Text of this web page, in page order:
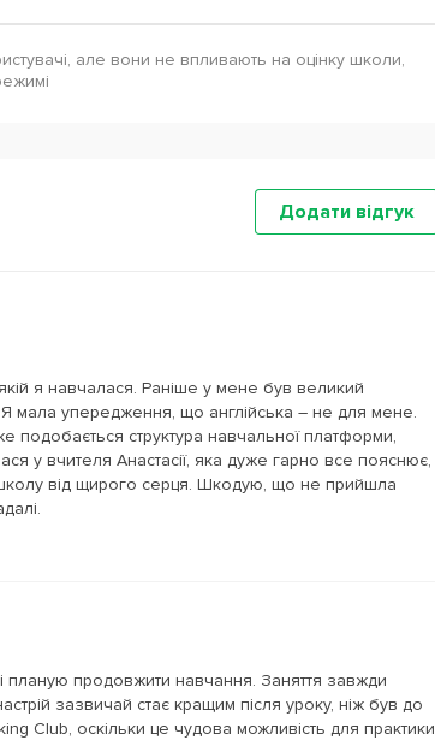
але вони не впливають на оцінку школи,
Додати відгук
я навчалася. Раніше у мене був великий
Я мала упередження, що англійська – не для мене.
подобається структура навчальної платформи,
у вчителя Анастасії, яка дуже гарно все пояснює,
від щирого серця. Шкодую, що не прийшла
планую продовжити навчання. Заняття завжди
зазвичай стає кращим після уроку, ніж був до
Club, оскільки це чудова можливість для практики